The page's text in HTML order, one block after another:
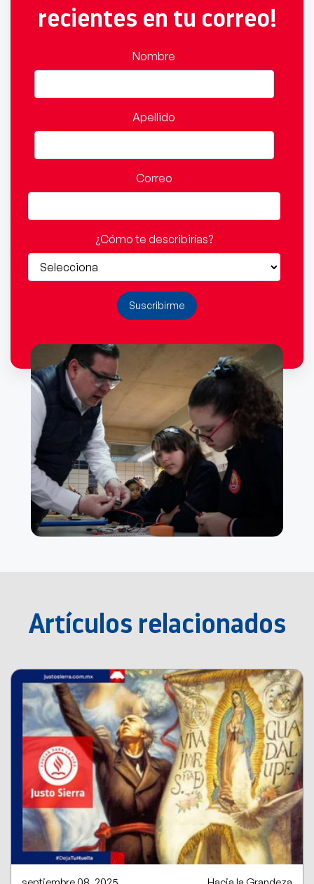
recientes en tu correo!
Nombre*
Apellido*
Correo*
¿Cómo te describirías?*
Artículos relacionados